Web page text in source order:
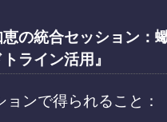
恵の統合セッション：
ライン活用』
ョンで得られること：